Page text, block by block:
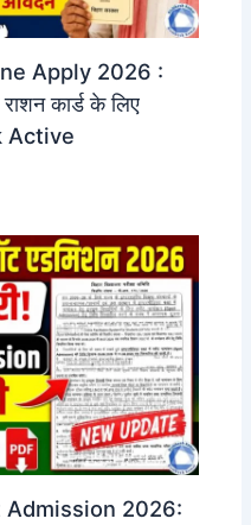
Apply 2026 :
कार्ड के लिए
Active
Admission 2026: